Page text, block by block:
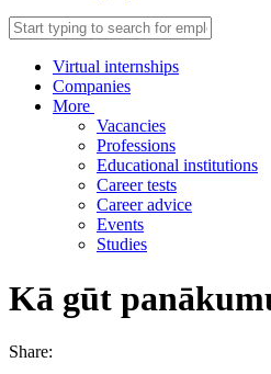
Virtual internships
Companies
More
Vacancies
Professions
Educational institutions
Career tests
Career advice
Events
Studies
Kā gūt
Share: